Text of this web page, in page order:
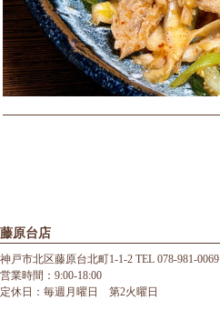
藤原台店
神戸市北区藤原台北町1-1-2 TEL 078-981-0069
営業時間：9:00-18:00
定休日：毎週月曜日 第2火曜日